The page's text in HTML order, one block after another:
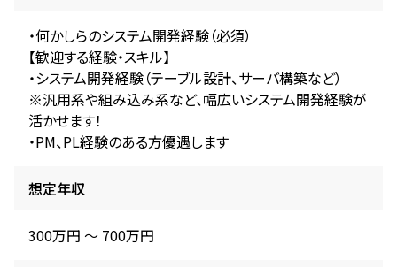
・何かしらのシステム開発経験（必須）
【歓迎する経験・スキル】
・システム開発経験（テーブル設計、サーバ構築など）
※汎用系や組み込み系など、幅広いシステム開発経験が
活かせます！
・PM、PL経験のある方優遇します
想定年収
300万円 〜 700万円